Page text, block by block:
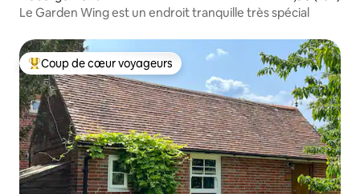
Le Garden Wing est un endroit tranquille très spécial
Coups de cœur voyageurs les plus appréciés
Coup de cœur voyageurs